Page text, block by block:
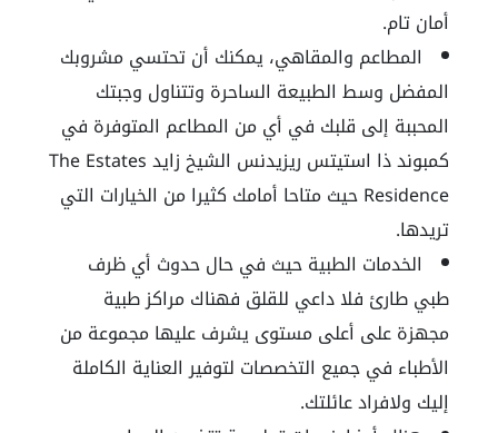
أمان تام.
المطاعم والمقاهي، يمكنك أن تحتسي مشروبك
المفضل وسط الطبيعة الساحرة وتتناول وجبتك
المحببة إلى قلبك في أي من المطاعم المتوفرة في
كمبوند ذا استيتس ريزيدنس الشيخ زايد The Estates
Residence حيث متاحا أمامك كثيرا من الخيارات التي
تريدها.
الخدمات الطبية حيث في حال حدوث أي ظرف
طبي طارئ فلا داعي للقلق فهناك مراكز طبية
مجهزة على أعلى مستوى يشرف عليها مجموعة من
الأطباء في جميع التخصصات لتوفير العناية الكاملة
إليك ولافراد عائلتك.